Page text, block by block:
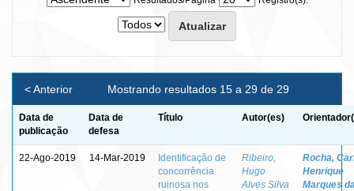
Mostrando resultados 15 a 29 de 29
< Anterior
Data de
publicação
Data de
defesa
Título Autor(es)
22-Ago-2019 14-Mar-2019
Identificação de
concorrência
ruinosa nos
Ribeiro,
Hugo
Alves Silva
Rocha,
Henrique
Marques